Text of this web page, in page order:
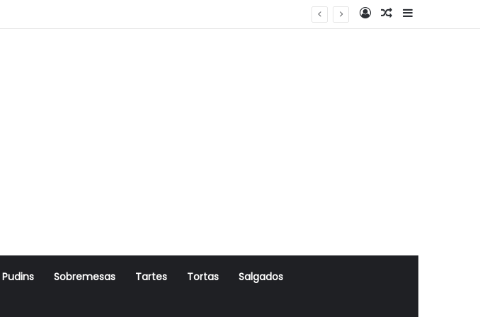
Log InArtigo Aleatório
Sidebar
Pudins Sobremesas Tartes Tortas Salgados